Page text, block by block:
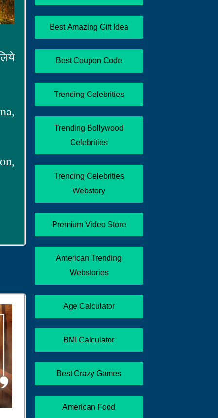
Best Amazing Gift Idea
Best Coupon Code
Trending Celebrities
Trending Bollywood
Celebrities
Trending Celebrities
Webstory
Premium Video Store
American Trending
Webstories
Age Calculator
BMI Calculator
Best Crazy Games
American Food